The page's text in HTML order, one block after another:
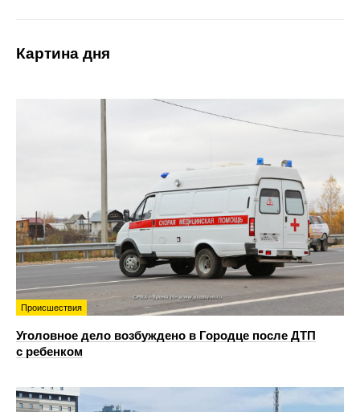
Картина дня
Происшествия
Уголовное дело возбуждено в Городце после ДТП
с ребенком